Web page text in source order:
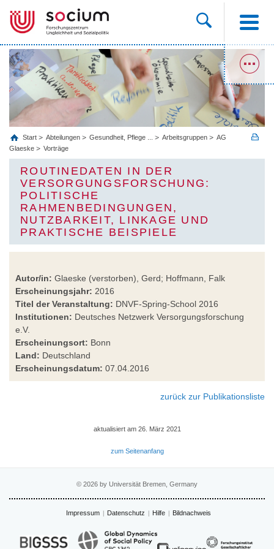
Start Abteilungen Gesundheit, Pflege ... Arbeitsgruppen
AG
Glaeske
Vorträge
ROUTINEDATEN IN DER
VERSORGUNGSFORSCHUNG:
POLITISCHE
RAHMENBEDINGUNGEN,
NUTZBARKEIT, LINKAGE UND
PRAKTISCHE BEISPIELE
Autor/in: Glaeske (verstorben), Gerd; Hoffmann, Falk
Erscheinungsjahr: 2016
Titel der Veranstaltung: DNVF-Spring-School 2016
Institutionen: Deutsches Netzwerk Versorgungsforschung
e.V.
Erscheinungsort: Bonn
Land: Deutschland
Erscheinungsdatum: 07.04.2016
zurück zur Publikationsliste
aktualisiert am 26. März 2021
zum Seitenanfang
© 2026 by Universität Bremen, Germany
Impressum Datenschutz Hilfe Bildnachweis